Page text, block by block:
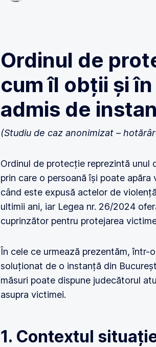
Ordinul de
cum îl obții și
admis de
(Studiu de caz anonimizat –
Ordinul de protecție reprezintă unul
prin care o persoană își poate
când este expusă actelor de
ultimii ani, iar Legea nr. 26/2024
cuprinzător pentru protejarea
În cele ce urmează prezentăm, într-
soluționat de o instanță din
măsuri poate dispune judecătorul
asupra victimei.
1. Contextul